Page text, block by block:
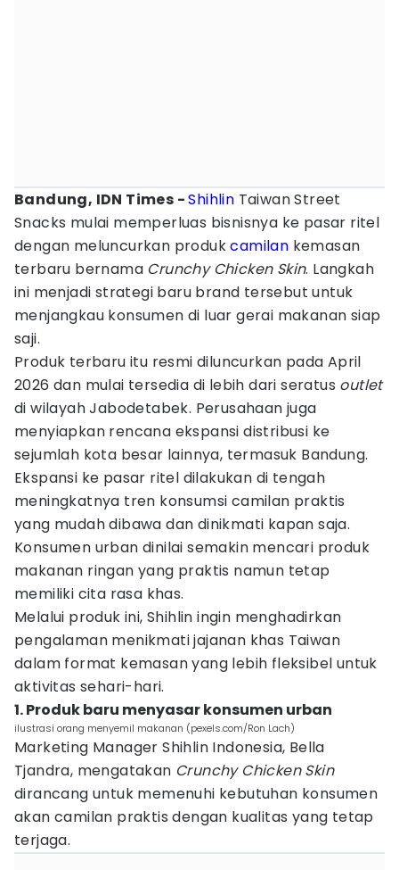
Bandung, IDN Times -Shihlin Taiwan Street
Snacks mulai memperluas bisnisnya ke pasar ritel
dengan meluncurkan produkcamilan kemasan
terbaru bernama Crunchy Chicken Skin. Langkah
ini menjadi strategi baru brand tersebut untuk
menjangkau konsumen di luar gerai makanan siap
saji.
Produk terbaru itu resmi diluncurkan pada April
2026 dan mulai tersedia di lebih dari seratus outlet
di wilayah Jabodetabek. Perusahaan juga
menyiapkan rencana ekspansi distribusi ke
sejumlah kota besar lainnya, termasuk Bandung.
Ekspansi ke pasar ritel dilakukan di tengah
meningkatnya tren konsumsi camilan praktis
yang mudah dibawa dan dinikmati kapan saja.
Konsumen urban dinilai semakin mencari produk
makanan ringan yang praktis namun tetap
memiliki cita rasa khas.
Melalui produk ini, Shihlin ingin menghadirkan
pengalaman menikmati jajanan khas Taiwan
dalam format kemasan yang lebih fleksibel untuk
aktivitas sehari-hari.
1. Produk baru menyasar konsumen urban
ilustrasi orang menyemil makanan (pexels.com/Ron Lach)
Marketing Manager Shihlin Indonesia, Bella
Tjandra, mengatakan Crunchy Chicken Skin
dirancang untuk memenuhi kebutuhan konsumen
akan camilan praktis dengan kualitas yang tetap
terjaga.